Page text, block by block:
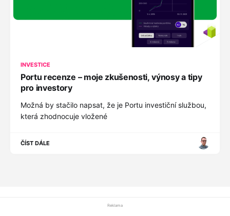
INVESTICE
Portu recenze – moje zkušenosti, výnosy a tipy
pro investory
Možná by stačilo napsat, že je Portu investiční službou,
která zhodnocuje vložené
ČÍST DÁLE
Reklama